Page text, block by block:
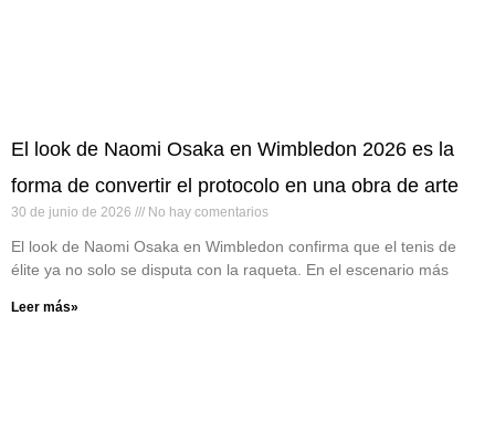
El look de Naomi Osaka en Wimbledon 2026 es la
forma de convertir el protocolo en una obra de arte
30 de junio de 2026 No hay comentarios
El look de Naomi Osaka en Wimbledon confirma que el tenis de
élite ya no solo se disputa con la raqueta. En el escenario más
Leer más»